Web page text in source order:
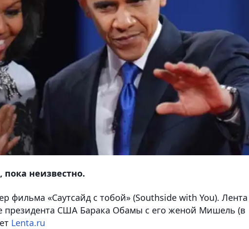
неизвестно.
фильма «Саутсайд с тобой» (Southside with You). Лента
президента США Барака Обамы с его женой Мишель (в
Lenta.ru